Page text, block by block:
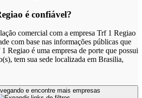
é confiável?
comercial com a empresa Trf 1 Regiao
com base nas informações públicas que
Regiao é uma empresa de porte que possui
tem sua sede localizada em Brasilia,